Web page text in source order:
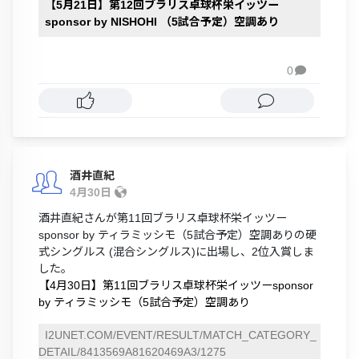
【5月21日】第12回ブラリス卓球杯栄イッツー
sponsor by NISHOHI （5試合予定）空調あり
0
酒井直紀
4月30日
酒井直紀さんが第11回ブラリス卓球杯栄イッツー
sponsor by ティラミッシモ（5試合予定）空調ありの硬
式シングルス (混合シングルス)に出場し、2位入賞しま
した。
【4月30日】第11回ブラリス卓球杯栄イッツーsponsor
by ティラミッシモ（5試合予定）空調あり
I2UNET.COM/EVENT/RESULT/MATCH_CATEGORY_
DETAIL/8413569A81620469A3/1275